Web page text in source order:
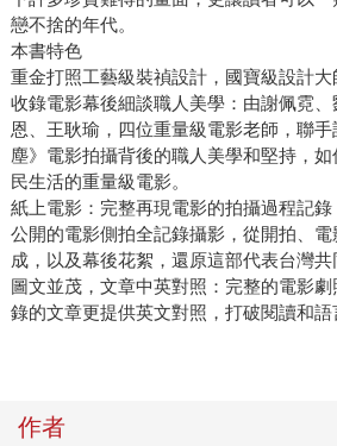
戀不捨的年代。
本書特色
重金打照工藝級裝禎設計，國寶級設計大
收錄電影幕後細談職人美學：由謝佩霓
恩、王耿瑜，四位重量級電影老師，聯
塵》電影拍攝背後的職人美學和堅持，
民生活的重量級電影。
紙上電影：完整再現電影的拍攝過程記
公開的電影側拍全記錄攝影，從開拍、
成，以及幕後花絮，還原這部代表台灣共
圖文並茂，文章中英對照：完整的電影
錄的文章更提供英文對照，打破閱讀和語
作者